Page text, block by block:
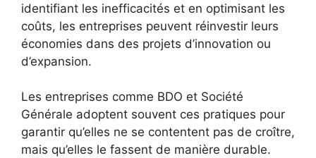
identifiant les inefficacités et en optimisant les
coûts, les entreprises peuvent réinvestir leurs
économies dans des projets d’innovation ou
d’expansion.
Les entreprises comme BDO et Société
Générale adoptent souvent ces pratiques pour
garantir qu’elles ne se contentent pas de croître,
mais qu’elles le fassent de manière durable.